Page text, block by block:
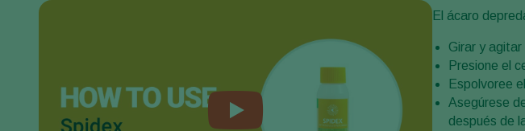
El ácaro
Girar y
Presione el
Espolvoree
Asegúrese
después de